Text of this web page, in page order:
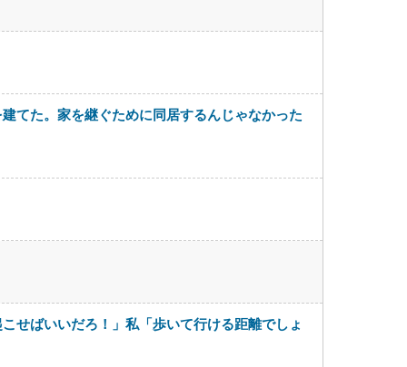
てた。家を継ぐために同居するんじゃなかった
せばいいだろ！」私「歩いて行ける距離でしょ